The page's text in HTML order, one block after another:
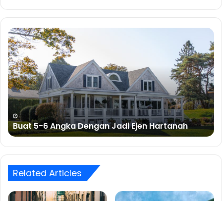
Buat
5-
6
Angka
Dengan
Jadi
Ejen
Hartanah
Buat 5-6 Angka Dengan Jadi Ejen Hartanah
Related Articles